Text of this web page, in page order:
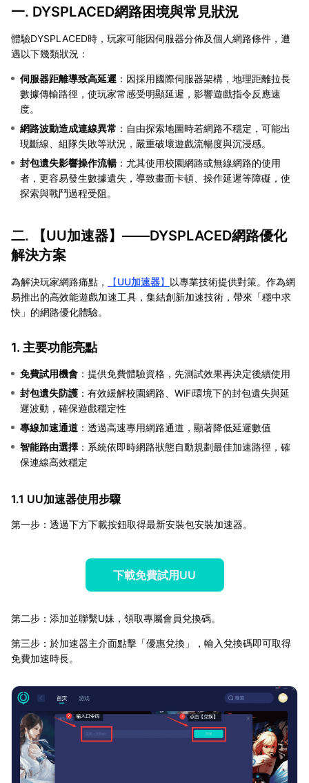
一. DYSPLACED網路困境與常見狀況
體驗DYSPLACED時，玩家可能因伺服器分佈及個人網路條件，遭
遇以下幾類狀況：
伺服器距離導致高延遲 ：因採用國際伺服器架構，地理距離拉長
數據傳輸路徑，使玩家常感受明顯延遲，影響遊戲指令反應速
度。
網路波動造成連線異常 ：自由探索地圖時若網路不穩定，可能出
現斷線、組隊失敗等狀況，嚴重破壞遊戲流暢度與沉浸感。
封包遺失影響操作流暢 ：尤其使用校園網路或無線網路的使用
者，更容易發生數據遺失，導致畫面卡頓、操作延遲等障礙，使
探索與戰鬥過程受阻。
二. 【UU加速器】——DYSPLACED網路優化
解決方案
為解決玩家網路痛點， 【UU加速器】 以專業技術提供對策。作為網
易推出的高效能遊戲加速工具，集結創新加速技術，帶來「穩中求
快」的網路優化體驗。
1. 主要功能亮點
免費試用機會 ：提供免費體驗資格，先測試效果再決定後續使用
封包遺失防護 ：有效緩解校園網路、WiFi環境下的封包遺失與延
遲波動，確保遊戲穩定性
專線加速通道 ：透過高速專用網路通道，顯著降低延遲數值
智能路由選擇 ：系統依即時網路狀態自動規劃最佳加速路徑，確
保連線高效穩定
1.1 UU加速器使用步驟
第一步：透過下方下載按鈕取得最新安裝包安裝加速器。
下載免費試用UU
第二步：添加並聯繫U妹，領取專屬會員兌換碼。
第三步：於加速器主介面點擊「優惠兌換」，輸入兌換碼即可取得
免費加速時長。